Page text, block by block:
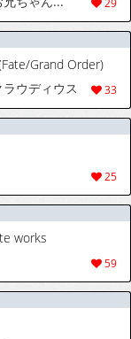
29
Grand Order)
33
ウディウス
25
works
59